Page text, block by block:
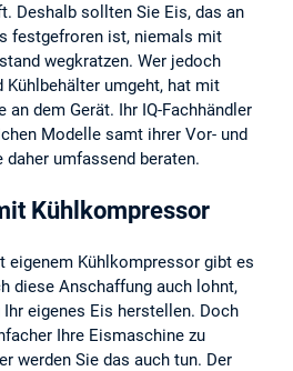
Deshalb sollten Sie Eis, das an
festgefroren ist, niemals mit
wegkratzen. Wer jedoch
Kühlbehälter umgeht, hat mit
an dem Gerät. Ihr IQ-Fachhändler
Modelle samt ihrer Vor- und
daher umfassend beraten.
Kühlkompressor
eigenem Kühlkompressor gibt es
diese Anschaffung auch lohnt,
eigenes Eis herstellen. Doch
Ihre Eismaschine zu
werden Sie das auch tun. Der